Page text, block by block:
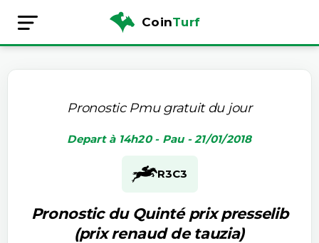
CoinTurf
Pronostic Pmu gratuit du jour
Depart à 14h20 - Pau - 21/01/2018
R3C3
Pronostic du Quinté prix presselib
(prix renaud de tauzia)